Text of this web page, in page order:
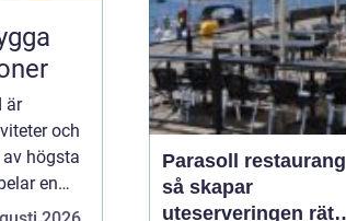
är
och
högsta
en
Parasoll restaurang
så skapar
uteserveringen rätt